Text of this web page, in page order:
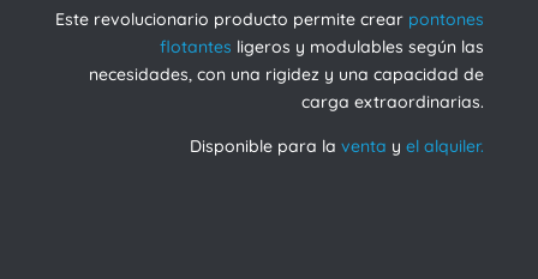
Este revolucionario producto permite crear pontones
flotantes ligeros y modulables según las
necesidades, con una rigidez y una capacidad de
carga extraordinarias.
Disponible para laventa yel alquiler.